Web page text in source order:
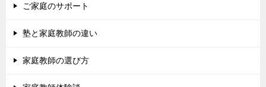
ご家庭のサポート
塾と家庭教師の違い
家庭教師の選び方